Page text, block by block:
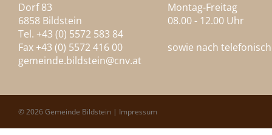
Dorf 83
6858 Bildstein
Tel. +43 (0) 5572 583 84
Fax +43 (0) 5572 416 00
gemeinde.bildstein@cnv.at
Montag-Freitag
08.00 - 12.00 Uhr
sowie nach
© 2026 Gemeinde Bildstein | Impressum